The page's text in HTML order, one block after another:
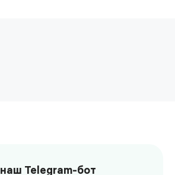
Telegram-бот